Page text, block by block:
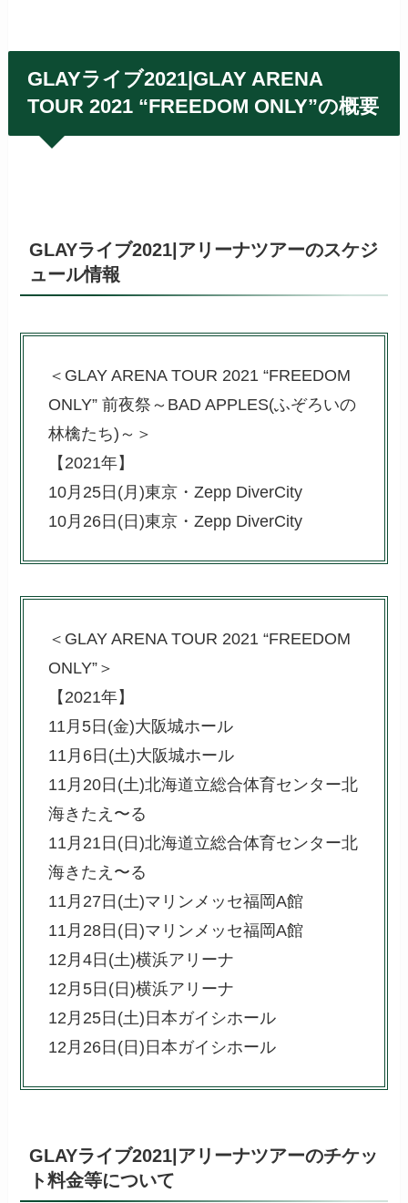
GLAYライブ2021|GLAY ARENA
TOUR 2021 “FREEDOM ONLY”の概要
GLAYライブ2021|アリーナツアーのスケジ
ュール情報
＜GLAY ARENA TOUR 2021 “FREEDOM
ONLY” 前夜祭～BAD APPLES(ふぞろいの
林檎たち)～＞
【2021年】
10月25日(月)東京・Zepp DiverCity
10月26日(日)東京・Zepp DiverCity
＜GLAY ARENA TOUR 2021 “FREEDOM
ONLY”＞
【2021年】
11月5日(金)大阪城ホール
11月6日(土)大阪城ホール
11月20日(土)北海道立総合体育センター北
海きたえ〜る
11月21日(日)北海道立総合体育センター北
海きたえ〜る
11月27日(土)マリンメッセ福岡A館
11月28日(日)マリンメッセ福岡A館
12月4日(土)横浜アリーナ
12月5日(日)横浜アリーナ
12月25日(土)日本ガイシホール
12月26日(日)日本ガイシホール
GLAYライブ2021|アリーナツアーのチケッ
ト料金等について